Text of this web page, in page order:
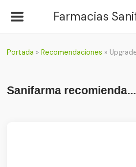
Farmacias
Portada »Recomendaciones »
Sanifarma recomienda...